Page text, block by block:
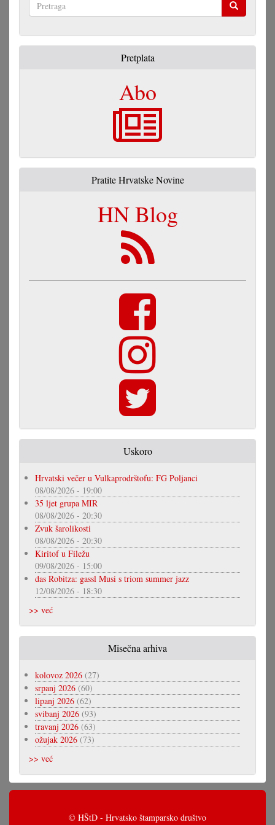
Pretplata
Abo
Pratite Hrvatske Novine
HN Blog
Uskoro
Hrvatski večer u Vulkaprodrštofu: FG Poljanci
08/08/2026 - 19:00
35 ljet grupa MIR
08/08/2026 - 20:30
Zvuk šarolikosti
08/08/2026 - 20:30
Kiritof u Filežu
09/08/2026 - 15:00
das Robitza: gassl Musi s triom summer jazz
12/08/2026 - 18:30
>> već
Misečna arhiva
kolovoz 2026 (27)
srpanj 2026 (60)
lipanj 2026 (62)
svibanj 2026 (93)
travanj 2026 (63)
ožujak 2026 (73)
>> već
© HŠtD - Hrvatsko štamparsko društvo